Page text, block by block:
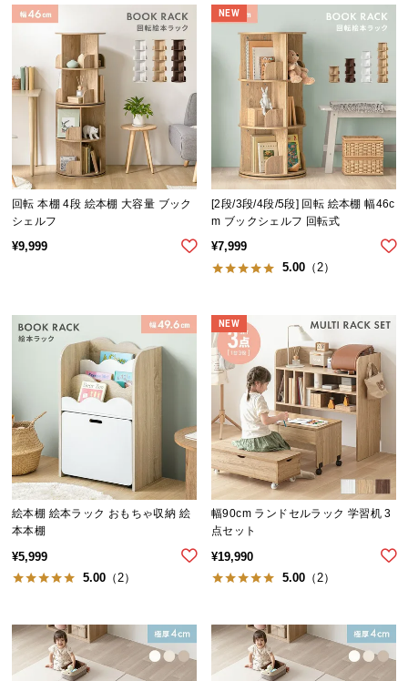
イ
テ
リ
ア
テ
イ
ン
テ
リ
ア
コ
ー
ィ
ネ
回転 本棚 4段 絵本棚 大容量 ブック
シェルフ
¥9,999
[2段/3段/4段/5段] 回転 絵本棚 幅46c
m ブックシェルフ 回転式
¥7,999
5.00 （2）
NEW
絵本棚 絵本ラック おもちゃ収納 絵
本本棚
¥5,999
5.00 （2）
幅90cm ランドセルラック 学習机 3
点セット
¥19,990
5.00 （2）
NEW